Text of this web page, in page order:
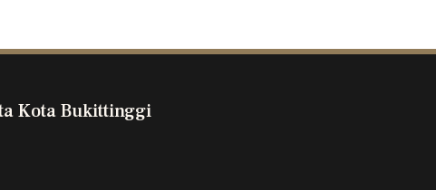
Kota Bukittinggi